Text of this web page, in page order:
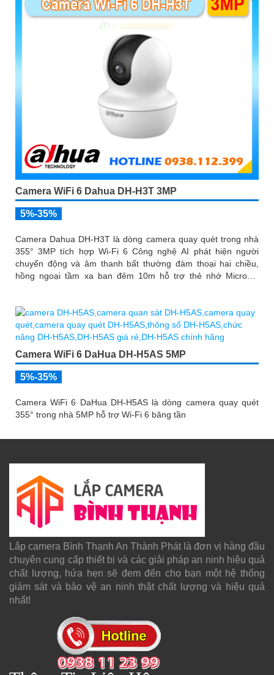
Camera WiFi 6 Dahua DH-H3T 3MP
5%-35%
Camera Dahua DH-H3T là dòng camera quay quét trong nhà
355° 3MP tích hợp Wi-Fi 6 Công nghệ AI phát hiện người
chuyển động và âm thanh bất thường đàm thoại hai chiều,
hồng ngoại tầm xa ban đêm 10m hỗ trợ thẻ nhớ MicroSD
Camera WiFi 6 DaHua DH-H5AS 5MP
5%-35%
Camera WiFi 6 DaHua DH-H5AS là dòng camera quay quét
355° trong nhà 5MP hỗ trợ Wi-Fi 6 băng tần
Lắp camera Bình Thạnh An Thành Phát là đơn vị hàng đầu
chuyên cung cấp thiết bị và các giải pháp an ninh hiệu quả
chất lượng, hứa hẹn sẽ đem đến cho bạn một hệ thống
giám sát và bảo vệ an ninh thật chất lượng và hiệu quả
nhất!